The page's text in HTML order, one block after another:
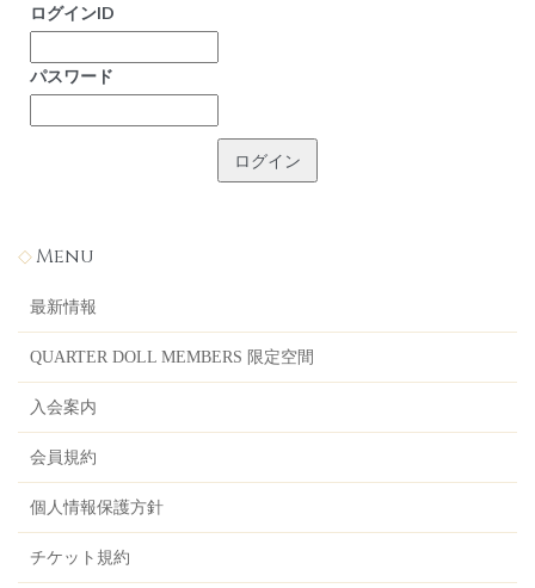
ログインID
パスワード
Menu
最新情報
QUARTER DOLL MEMBERS 限定空間
入会案内
会員規約
個人情報保護方針
チケット規約